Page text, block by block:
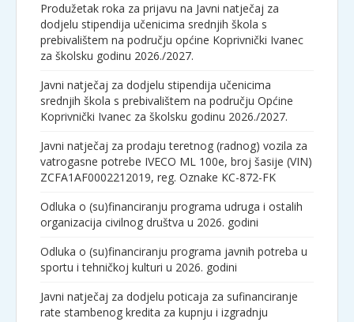
Produžetak roka za prijavu na Javni natječaj za
dodjelu stipendija učenicima srednjih škola s
prebivalištem na području općine Koprivnički Ivanec
za školsku godinu 2026./2027.
Javni natječaj za dodjelu stipendija učenicima
srednjih škola s prebivalištem na području Općine
Koprivnički Ivanec za školsku godinu 2026./2027.
Javni natječaj za prodaju teretnog (radnog) vozila za
vatrogasne potrebe IVECO ML 100e, broj šasije (VIN)
ZCFA1AF0002212019, reg. Oznake KC-872-FK
Odluka o (su)financiranju programa udruga i ostalih
organizacija civilnog društva u 2026. godini
Odluka o (su)financiranju programa javnih potreba u
sportu i tehničkoj kulturi u 2026. godini
Javni natječaj za dodjelu poticaja za sufinanciranje
rate stambenog kredita za kupnju i izgradnju